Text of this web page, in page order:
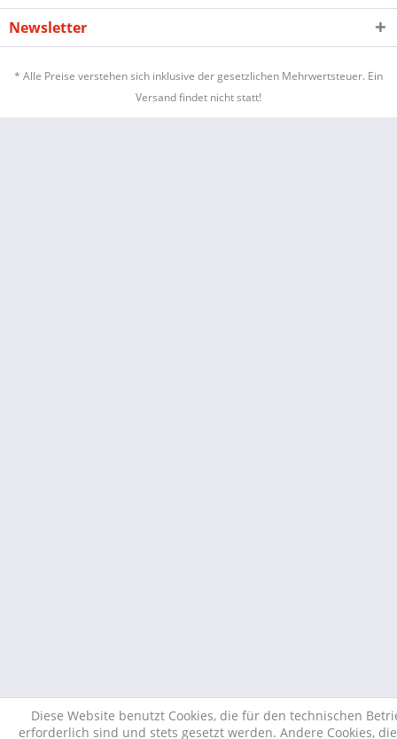
Newsletter
* Alle Preise verstehen sich inklusive der gesetzlichen Mehrwertsteuer. Ein
Versand findet nicht statt!
Diese Website benutzt Cookies, die für den technischen
erforderlich sind und stets gesetzt werden. Andere Cookies,